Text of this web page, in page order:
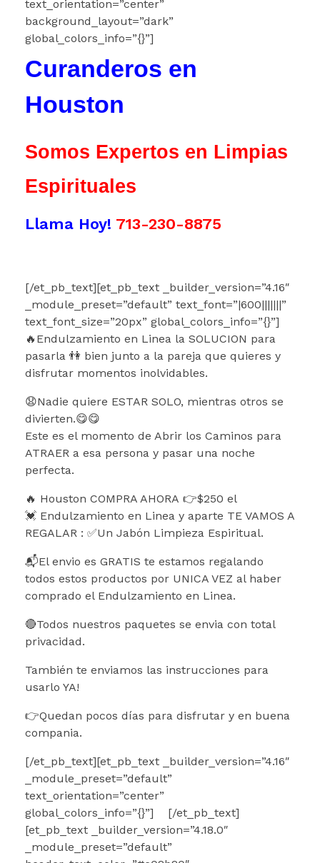
text_orientation=”center”
background_layout=”dark”
global_colors_info=”{}”]
Curanderos en
Houston
Somos Expertos en Limpias
Espirituales
Llama Hoy! 713-230-8875
[/et_pb_text][et_pb_text _builder_version=”4.16″
_module_preset=”default” text_font=”|600|||||||”
text_font_size=”20px” global_colors_info=”{}”]
🔥Endulzamiento en Linea la SOLUCION para
pasarla 👫 bien junto a la pareja que quieres y
disfrutar momentos inolvidables.
😧Nadie quiere ESTAR SOLO, mientras otros se
divierten.😋😋
Este es el momento de Abrir los Caminos para
ATRAER a esa persona y pasar una noche
perfecta.
🔥 Houston COMPRA AHORA 👉$250 el
💓 Endulzamiento en Linea y aparte TE VAMOS A
REGALAR : ✅Un Jabón Limpieza Espiritual.
📬El envio es GRATIS te estamos regalando
todos estos productos por UNICA VEZ al haber
comprado el Endulzamiento en Linea.
🔴Todos nuestros paquetes se envia con total
privacidad.
También te enviamos las instrucciones para
usarlo YA!
👉Quedan pocos días para disfrutar y en buena
compania.
[/et_pb_text][et_pb_text _builder_version=”4.16″
_module_preset=”default”
text_orientation=”center”
global_colors_info=”{}”]
[/et_pb_text]
[et_pb_text _builder_version=”4.18.0″
_module_preset=”default”